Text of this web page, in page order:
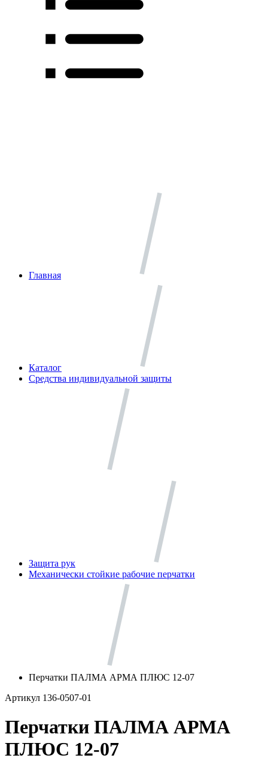
Главная
Каталог
Средства индивидуальной защиты
Защита рук
Механически стойкие рабочие перчатки
Перчатки ПАЛМА АРМА ПЛЮС 12-07
Артикул 136-0507-01
Перчатки ПАЛМА АРМА
ПЛЮС 12-07